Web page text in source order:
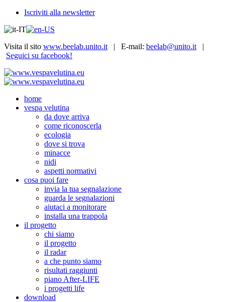
Iscriviti alla newsletter
Visita il sito www.beelab.unito.it | E-mail: beelab@unito.it |
Seguici su facebook!
home
vespa velutina
da dove arriva
come riconoscerla
ecologia
dove si trova
minacce
nidi
aspetti normativi
cosa puoi fare
invia la tua segnalazione
guarda le segnalazioni
aiutaci a monitorare
installa una trappola
il progetto
chi siamo
il progetto
il radar
a che punto siamo
risultati raggiunti
piano After-LIFE
i progetti life
download